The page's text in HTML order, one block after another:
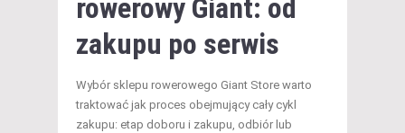
rowerowy Giant: od
zakupu po serwis
Wybór sklepu rowerowego Giant Store warto
traktować jak proces obejmujący cały cykl
zakupu: etap doboru i zakupu, odbiór lub